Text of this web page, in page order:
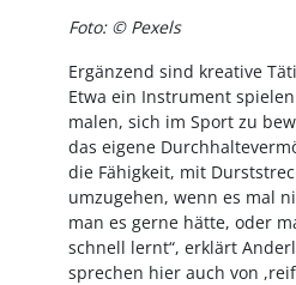
Foto: © Pexels
Ergänzend sind kreative
Etwa ein Instrument
malen, sich im Sport zu
das eigene
die Fähigkeit, mit
umzugehen, wenn es mal
man es gerne hätte, oder
schnell lernt“, erklärt
sprechen hier auch von